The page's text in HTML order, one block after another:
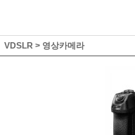
VDSLR > 영상카메라